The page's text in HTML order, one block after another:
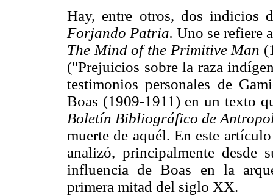
Hay, entre otros, dos indicios
Forjando Patria. Uno se refiere
The Mind of the Primitive Man
("Prejuicios sobre la raza
testimonios personales de
Boas (1909-1911) en un texto
Boletín Bibliográfico de
muerte de aquél. En este
analizó, principalmente desde
influencia de Boas en la
primera mitad del siglo XX.